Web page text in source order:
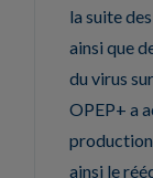
la suite
ainsi que
du virus
OPEP+ a
production
ainsi le